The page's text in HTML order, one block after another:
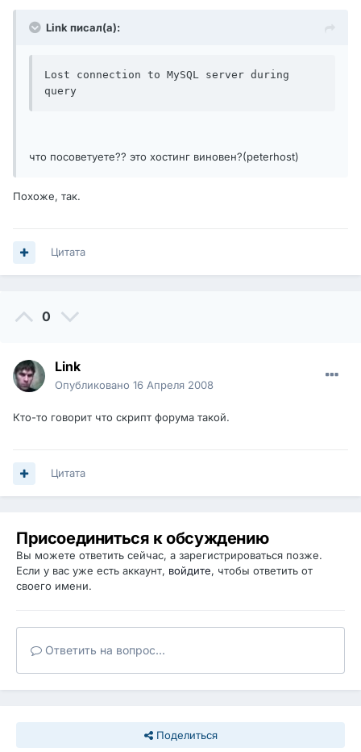
Link писал(а):
Lost connection to MySQL server during
query
что посоветуете?? это хостинг виновен?(peterhost)
Похоже, так.
Цитата
0
Link
Опубликовано 16 Апреля 2008
Кто-то говорит что скрипт форума такой.
Цитата
Присоединиться к обсуждению
Вы можете ответить сейчас, а зарегистрироваться позже.
Если у вас уже есть аккаунт, войдите, чтобы ответить от
своего имени.
Ответить на вопрос...
Поделиться